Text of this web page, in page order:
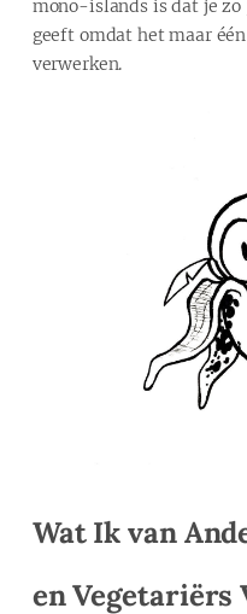
mono-islands is dat je
geeft omdat het maar
verwerken.
Wat Ik van
en Vegetariërs